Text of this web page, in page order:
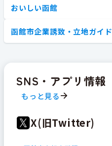
おいしい函館
函館市企業誘致・立地ガイド
SNS・アプリ情報
もっと見る
X(旧Twitter)